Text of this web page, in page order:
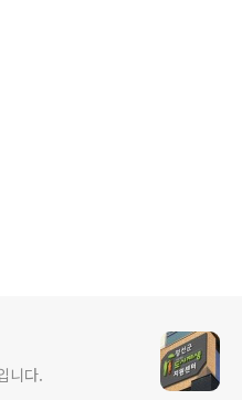
니다.